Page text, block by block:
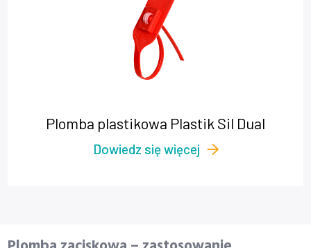
Plomba plastikowa Plastik Sil Dual
Dowiedz się więcej